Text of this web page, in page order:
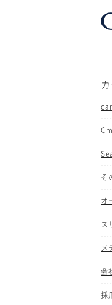
そ
オ
ス
メ
会
採